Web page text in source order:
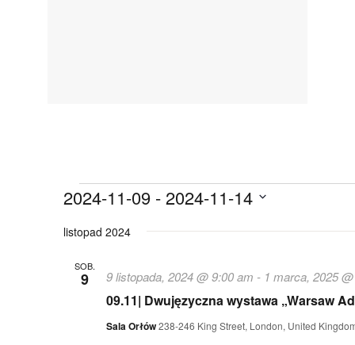
2024-11-09 - 2024-11-14
y
listopad 2024
SOB.
9
09.11| Dwujęzyczna wystawa „Warsaw
9 listopada, 2024 @ 9:00 am - 1 marca, 2025
Sala Orłów238-246 King Street, London, United